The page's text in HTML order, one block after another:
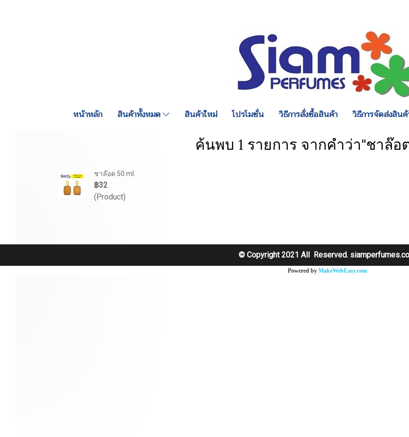
หน้าหลัก สินค้าทั้งหมด สินค้าใหม่ โปรโมชั่น วิธีการสั่งซื้อสินค้า วิธีการจัดส่งสินค้
ค้นพบ 1 รายการ จากคำว่า"ชาล๊อ
ชาล๊อต 50 ml.
฿32
(Product)
© Copyright 2021 All Reserved.
Powered by MakeWebEasy.com